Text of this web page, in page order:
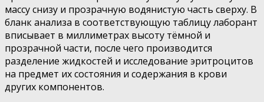
массу снизу и прозрачную водянистую часть сверху. В
бланк анализа в соответствующую таблицу лаборант
вписывает в миллиметрах высоту тёмной и
прозрачной части, после чего производится
разделение жидкостей и исследование эритроцитов
на предмет их состояния и содержания в крови
других компонентов.